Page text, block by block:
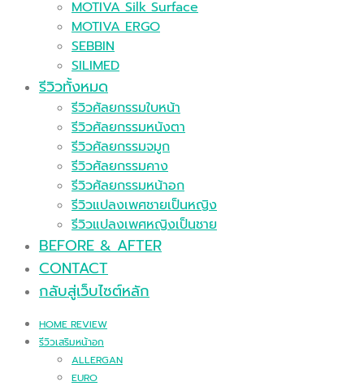
MOTIVA Silk Surface
MOTIVA ERGO
SEBBIN
SILIMED
รีวิวทั้งหมด
รีวิวศัลยกรรมใบหน้า
รีวิวศัลยกรรมหนังตา
รีวิวศัลยกรรมจมูก
รีวิวศัลยกรรมคาง
รีวิวศัลยกรรมหน้าอก
รีวิวแปลงเพศชายเป็นหญิง
รีวิวแปลงเพศหญิงเป็นชาย
BEFORE & AFTER
CONTACT
กลับสู่เว็บไซต์หลัก
HOME REVIEW
รีวิวเสริมหน้าอก
ALLERGAN
EURO